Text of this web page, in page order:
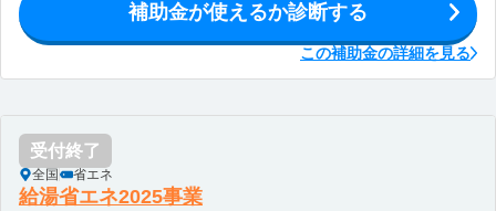
補助金が使えるか診断する
この補助金の詳細を見る
受付終了
全国 省エネ
給湯省エネ2025事業